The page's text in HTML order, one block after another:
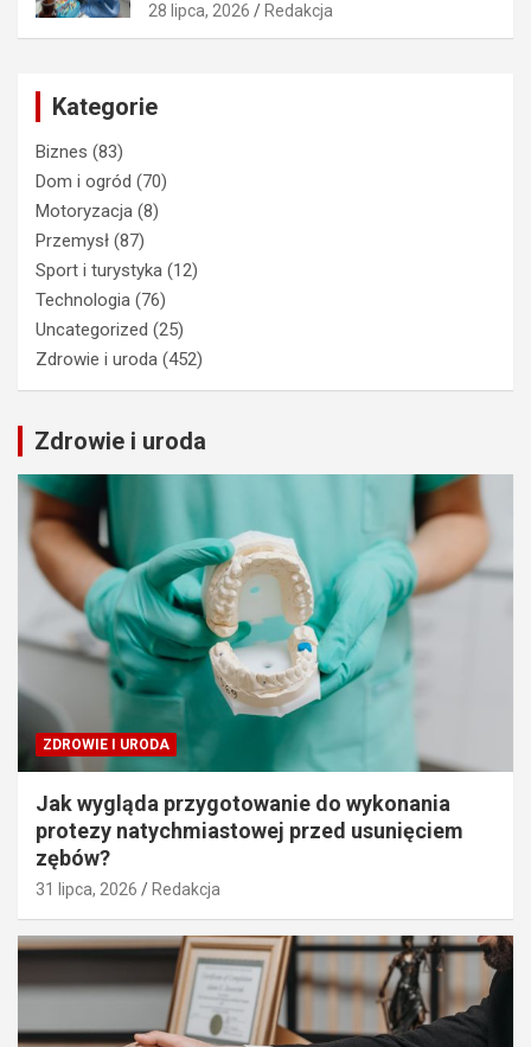
28 lipca, 2026 Redakcja
Kategorie
Biznes (83)
Dom i ogród (70)
Motoryzacja (8)
Przemysł (87)
Sport i turystyka (12)
Technologia (76)
Uncategorized (25)
Zdrowie i uroda (452)
Zdrowie i uroda
ZDROWIE I URODA
Jak wygląda przygotowanie do wykonania
protezy natychmiastowej przed usunięciem
zębów?
31 lipca, 2026 Redakcja